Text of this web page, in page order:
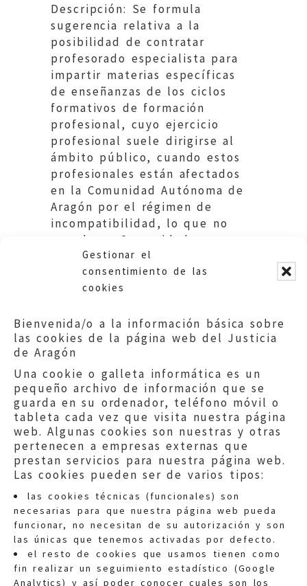
Gestionar el
consentimiento de las
cookies
Bienvenida/o a la información básica sobre
las cookies de la página web del Justicia
de Aragón
Una cookie o galleta informática es un
pequeño archivo de información que se
guarda en su ordenador, teléfono móvil o
tableta cada vez que visita nuestra página
web. Algunas cookies son nuestras y otras
pertenecen a empresas externas que
prestan servicios para nuestra página web.
Las cookies pueden ser de varios tipos:
las cookies técnicas (funcionales) son
necesarias para que nuestra página web pueda
funcionar, no necesitan de su autorización y son
las únicas que tenemos activadas por defecto.
el resto de cookies que usamos tienen como
fin realizar un seguimiento estadístico (Google
Analytics) y así poder conocer cuales son los
Descripción: Se formula
sugerencia relativa a la
posibilidad de contratar
profesorado especialista para
impartir materias específicas
de enseñanzas de los ciclos
formativos de formación
profesional, cuyo ejercicio
profesional suele dirigirse al
ámbito público, cuando estos
profesionales están afectados
en la Comunidad Autónoma de
Aragón por el régimen de
incompatibilidad, lo que no
sucede en Comunidades
vecinas.
Quejas:quejas@eljusticiadearagon.es
Información general: